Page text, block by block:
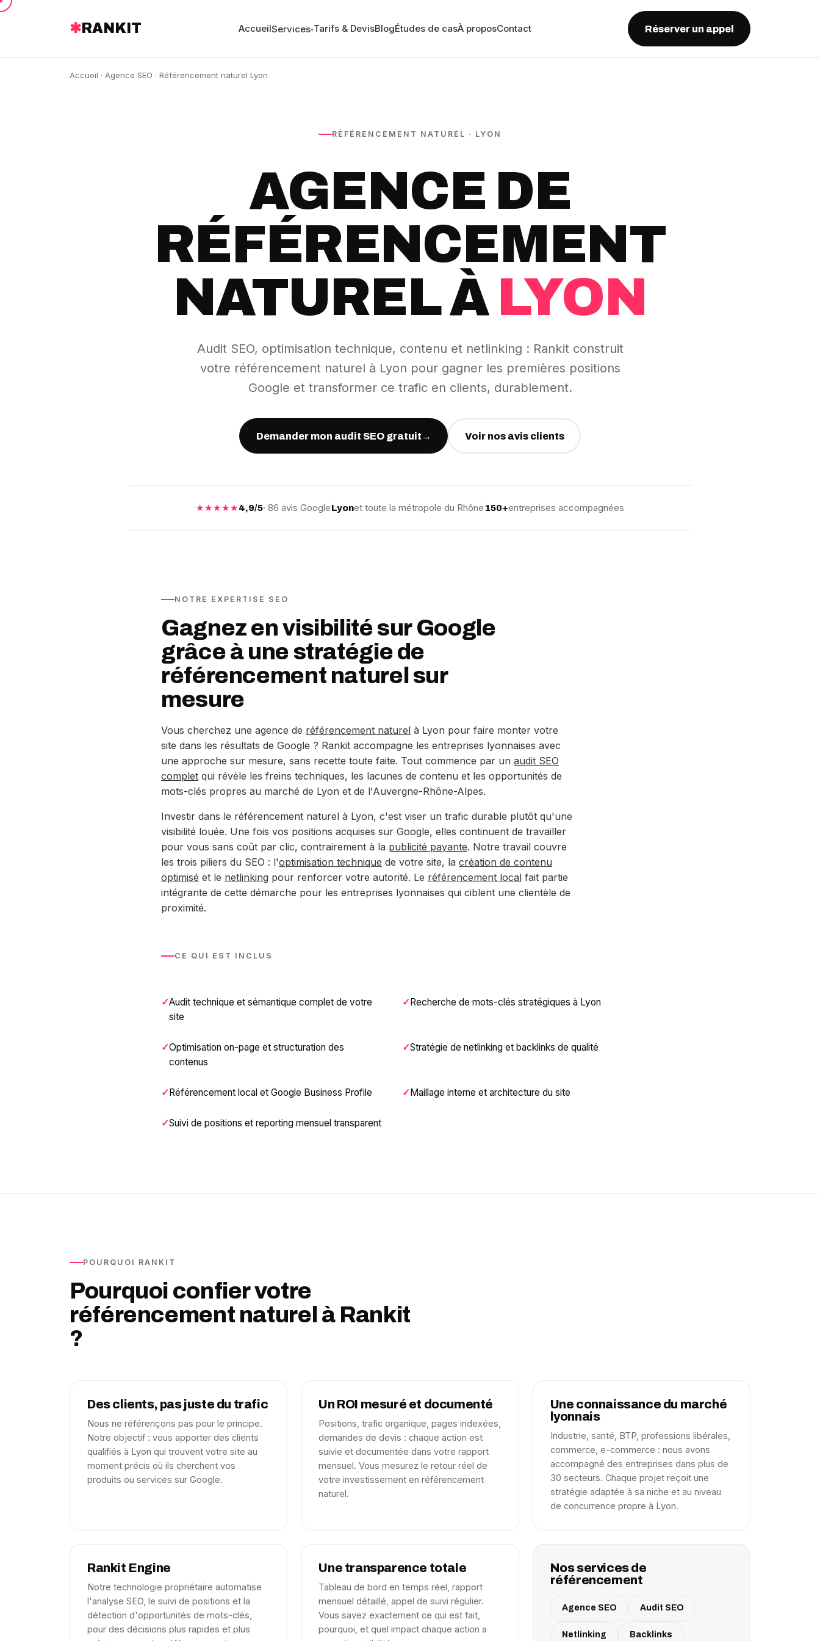
✱ RANKIT AccueilServices▾Tarifs & DevisBlogÉtudes de casÀ proposContact Réserver un appel
Accueil · Agence SEO · Référencement naturel Lyon
RÉFÉRENCEMENT NATUREL · LYON
AGENCE DE
RÉFÉRENCEMENT
NATUREL À LYON
Audit SEO, optimisation technique, contenu et netlinking : Rankit construit
votre référencement naturel à Lyon pour gagner les premières positions
Google et transformer ce trafic en clients, durablement.
Demander mon audit SEO gratuit → Voir nos avis clients
★★★★★4,9/5· 86 avis GoogleLyonet toute la métropole du Rhône 150+entreprises accompagnées
NOTRE EXPERTISE SEO
Gagnez en visibilité sur Google
grâce à une stratégie de
référencement naturel sur
mesure
Vous cherchez une agence de référencement naturel à Lyon pour faire monter votre
site dans les résultats de Google ? Rankit accompagne les entreprises lyonnaises avec
une approche sur mesure, sans recette toute faite. Tout commence par un audit SEO
complet qui révèle les freins techniques, les lacunes de contenu et les opportunités de
mots-clés propres au marché de Lyon et de l'Auvergne-Rhône-Alpes.
Investir dans le référencement naturel à Lyon, c'est viser un trafic durable plutôt qu'une
visibilité louée. Une fois vos positions acquises sur Google, elles continuent de travailler
pour vous sans coût par clic, contrairement à la publicité payante. Notre travail couvre
les trois piliers du SEO : l'optimisation technique de votre site, la création de contenu
optimisé et le netlinking pour renforcer votre autorité. Le référencement local fait partie
intégrante de cette démarche pour les entreprises lyonnaises qui ciblent une clientèle de
proximité.
CE QUI EST INCLUS
Audit technique et sémantique complet de votre
site
Recherche de mots-clés stratégiques à Lyon
Optimisation on-page et structuration des
contenus
Stratégie de netlinking et backlinks de qualité
Référencement local et Google Business Profile Maillage interne et architecture du site
Suivi de positions et reporting mensuel transparent
POURQUOI RANKIT
Pourquoi confier votre
référencement naturel à Rankit
?
Des clients, pas juste du trafic
Nous ne référençons pas pour le principe.
Notre objectif : vous apporter des clients
qualifiés à Lyon qui trouvent votre site au
moment précis où ils cherchent vos
produits ou services sur Google.
Un ROI mesuré et documenté
Positions, trafic organique, pages indexées,
demandes de devis : chaque action est
suivie et documentée dans votre rapport
mensuel. Vous mesurez le retour réel de
votre investissement en référencement
naturel.
Une connaissance du marché
lyonnais
Industrie, santé, BTP, professions libérales,
commerce, e-commerce : nous avons
accompagné des entreprises dans plus de
30 secteurs. Chaque projet reçoit une
stratégie adaptée à sa niche et au niveau
de concurrence propre à Lyon.
Rankit Engine
Notre technologie propriétaire automatise
l'analyse SEO, le suivi de positions et la
détection d'opportunités de mots-clés,
pour des décisions plus rapides et plus
Une transparence totale
Tableau de bord en temps réel, rapport
mensuel détaillé, appel de suivi régulier.
Vous savez exactement ce qui est fait,
pourquoi, et quel impact chaque action a
Nos services de
référencement
Agence SEO Audit SEO
Netlinking Backlinks